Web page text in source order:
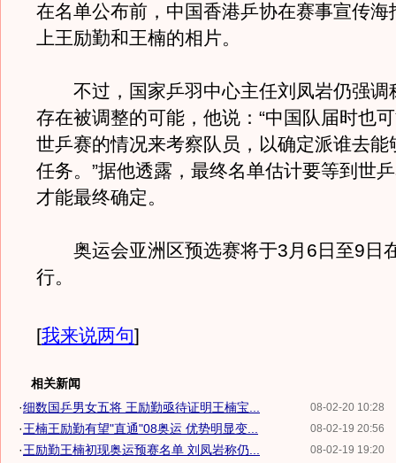
在名单公布前，中国香港乒协在赛事宣传海
上王励勤和王楠的相片。
不过，国家乒羽中心主任刘凤岩仍强调
存在被调整的可能，他说：“中国队届时也
世乒赛的情况来考察队员，以确定派谁去能
任务。”据他透露，最终名单估计要等到世
才能最终确定。
奥运会亚洲区预选赛将于3月6日至9日
行。
[我来说两句]
相关新闻
08-02-20 10:28
·细数国乒男女五将 王励勤亟待证明王楠宝...
08-02-19 20:56
·王楠王励勤有望"直通"08奥运 优势明显变...
08-02-19 19:20
·王励勤王楠初现奥运预赛名单 刘凤岩称仍...